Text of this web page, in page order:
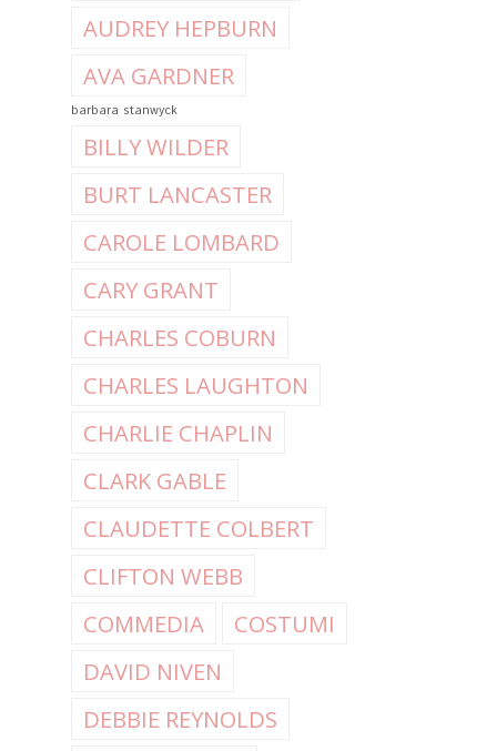
AUDREY HEPBURN
AVA GARDNER
barbara stanwyck
BILLY WILDER
BURT LANCASTER
CAROLE LOMBARD
CARY GRANT
CHARLES COBURN
CHARLES LAUGHTON
CHARLIE CHAPLIN
CLARK GABLE
CLAUDETTE COLBERT
CLIFTON WEBB
COMMEDIA
COSTUMI
DAVID NIVEN
DEBBIE REYNOLDS